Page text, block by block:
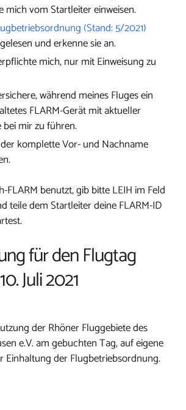
mich vom Startleiter einweisen.
(Stand: 5/2021)
und erkenne sie an.
mich, nur mit Einweisung zu
während meines Fluges ein
FLARM-Gerät mit aktueller
bei mir zu führen.
komplette Vor- und Nachname
FLARM benutzt, gib bitte LEIH im Feld
teile dem Startleiter deine FLARM-ID
für den Flugtag
Juli 2021
der Rhöner Fluggebiete des
e.V. am gebuchten Tag, auf eigene
Einhaltung der Flugbetriebsordnung.